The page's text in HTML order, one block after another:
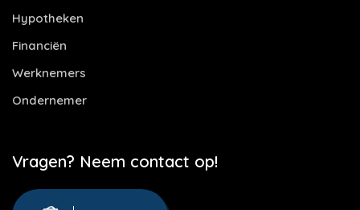
Hypotheken
Financiën
Werknemers
Ondernemer
Vragen? Neem contact op!